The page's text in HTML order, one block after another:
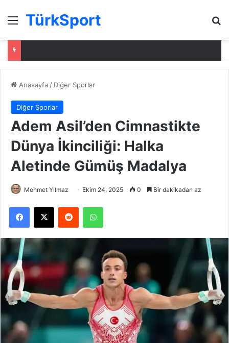
Menü
TürkSport
Anasayfa / Diğer Sporlar
Diğer Sporlar
Adem Asil’den Cimnastikte
Dünya İkinciliği: Halka
Aletinde Gümüş Madalya
Mehmet Yılmaz Ekim 24, 2025 0 Bir dakikadan az
Facebook
X Reddit WhatsApp